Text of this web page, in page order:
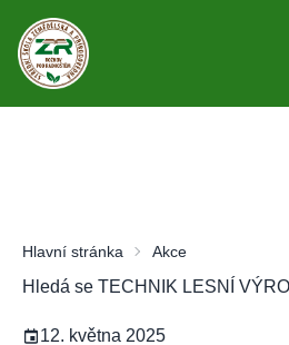
Hlavní stránka Akce
Hledá se TECHNIK LESNÍ
12. května 2025